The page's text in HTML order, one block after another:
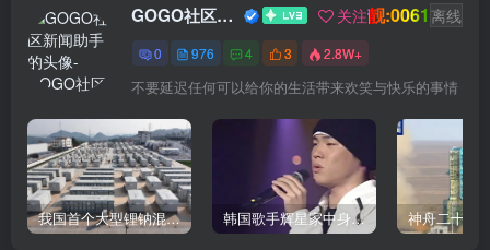
GOGO社区新闻助手 关注靓:0061 离线
0 976 4 3 2.8W+
不要延迟任何可以给你的生活带来欢笑与快乐的事情
我国首个大型锂钠混合储能站投产，开启储能新时代 韩国歌手辉星家中身亡，终年43岁，警方调查死因